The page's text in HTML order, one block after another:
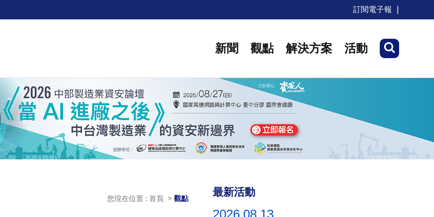
訂閱電子報
新聞 觀點 解決方案 活動
您現在位置 : 首頁 > 觀點
最新活動
2026.08.13